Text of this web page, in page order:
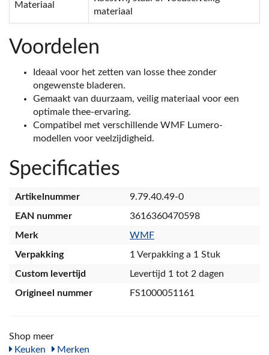
Materiaal
materiaal
Voordelen
Ideaal voor het zetten van losse thee zonder
ongewenste bladeren.
Gemaakt van duurzaam, veilig materiaal voor een
optimale thee-ervaring.
Compatibel met verschillende WMF Lumero-
modellen voor veelzijdigheid.
Specificaties
Artikelnummer
9.79.40.49-0
EAN nummer
3616360470598
Merk
WMF
Verpakking
1 Verpakking a 1 Stuk
Custom levertijd
Levertijd 1 tot 2 dagen
Origineel nummer
FS1000051161
Shop meer
Keuken
Merken